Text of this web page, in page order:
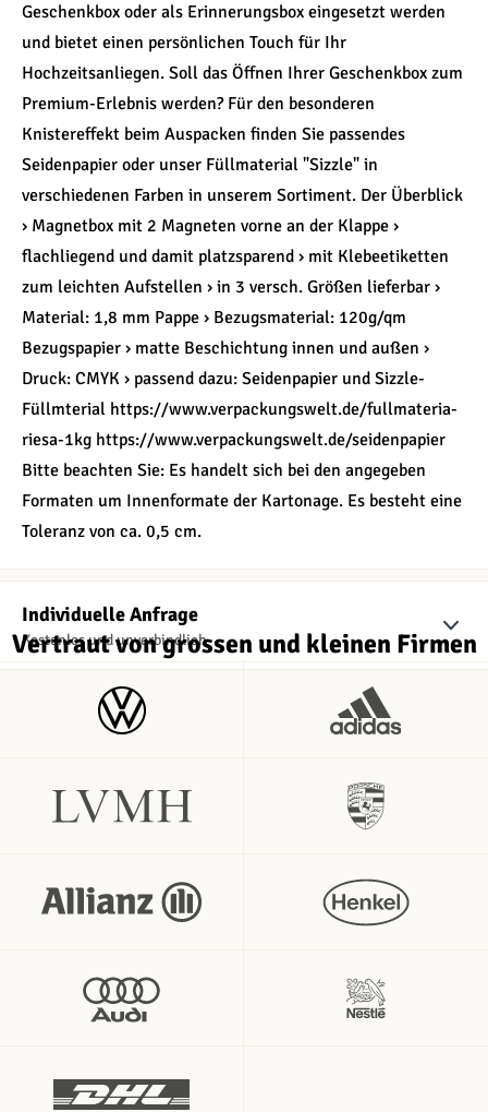
Geschenkbox oder als Erinnerungsbox eingesetzt werden
und bietet einen persönlichen Touch für Ihr
Hochzeitsanliegen. Soll das Öffnen Ihrer Geschenkbox zum
Premium-Erlebnis werden? Für den besonderen
Knistereffekt beim Auspacken finden Sie passendes
Seidenpapier oder unser Füllmaterial "Sizzle" in
verschiedenen Farben in unserem Sortiment. Der Überblick
› Magnetbox mit 2 Magneten vorne an der Klappe ›
flachliegend und damit platzsparend › mit Klebeetiketten
zum leichten Aufstellen › in 3 versch. Größen lieferbar ›
Material: 1,8 mm Pappe › Bezugsmaterial: 120g/qm
Bezugspapier › matte Beschichtung innen und außen ›
Druck: CMYK › passend dazu: Seidenpapier und Sizzle-
Füllmterial https://www.verpackungswelt.de/fullmateria-
riesa-1kg https://www.verpackungswelt.de/seidenpapier
Bitte beachten Sie: Es handelt sich bei den angegeben
Formaten um Innenformate der Kartonage. Es besteht eine
Toleranz von ca. 0,5 cm.
Individuelle Anfrage
Kostenlos und unverbindlich
Vertraut von grossen und kleinen Firmen